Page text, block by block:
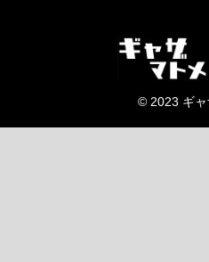
© 2023 ギャ